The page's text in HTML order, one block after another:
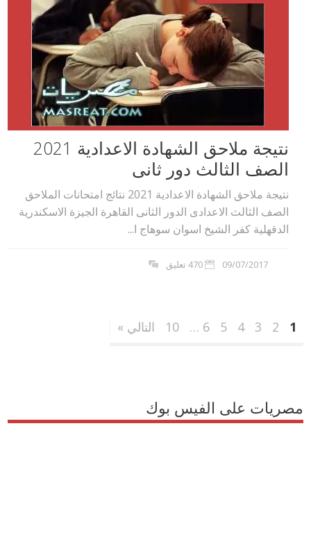
نتيجة ملاحق الشهادة الاعدادية 2021
الصف الثالث دور ثانى
نتيجة ملاحق الشهادة الاعدادية 2021 نتائج امتحانات الملاحق
الصف الثالث الاعدادى الدور الثانى القاهرة الجيزة الاسكندرية
الدقهلية كفر الشيخ اسوان سوهاج ا...
09/07/2017 470 تعليق
1
2
3
4
5
6
…
10 التالي »
مصريات على الفيس بوك